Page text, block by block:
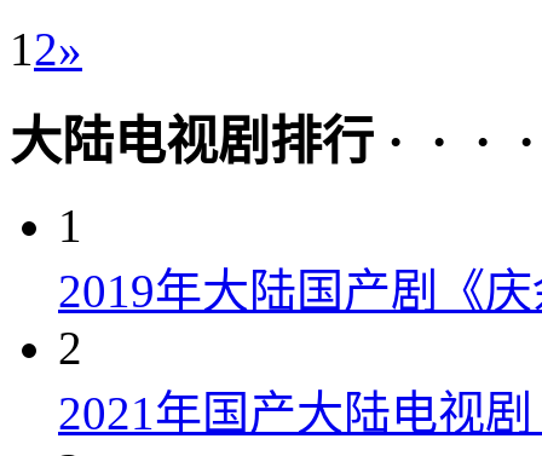
1 2»
大陆电视剧排行 · · ·
1
2019年大陆国产剧《
2
2021年国产大陆电视